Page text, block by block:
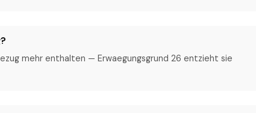
mehr enthalten — Erwaegungsgrund 26 entzieht sie